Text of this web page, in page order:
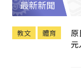
最新新聞
教文 體育
元